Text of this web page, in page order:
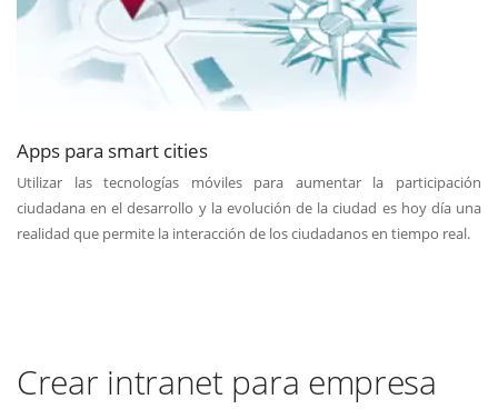
Apps para smart cities
Utilizar las tecnologías móviles para aumentar la participación
ciudadana en el desarrollo y la evolución de la ciudad es hoy día una
realidad que permite la interacción de los ciudadanos en tiempo real.
Crear intranet para empresa